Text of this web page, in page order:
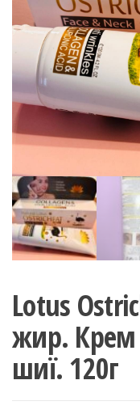
Lotus
жир. Крем
шиї. 120г